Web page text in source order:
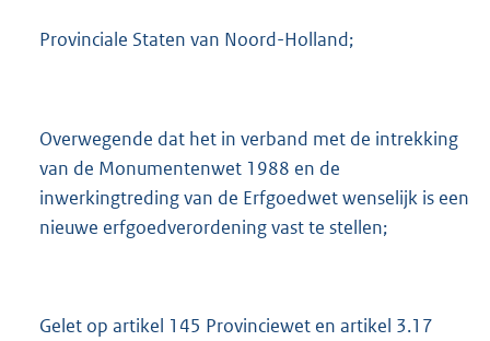
2
Provinciale Staten van Noord-Holland;
Overwegende dat het in verband met de intrekking
van de Monumentenwet 1988 en de
inwerkingtreding van de Erfgoedwet wenselijk is een
nieuwe erfgoedverordening vast te stellen;
Gelet op artikel 145 Provinciewet en artikel 3.17